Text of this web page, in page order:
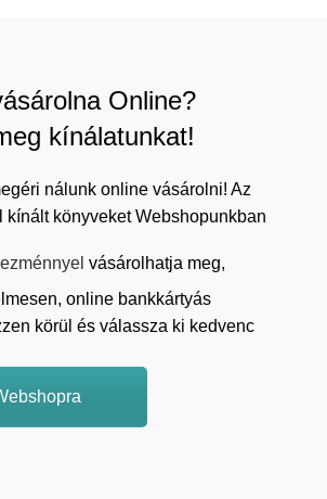
Online?
kínálatunkat!
nálunk online vásárolni! Az
kínált könyveket Webshopunkban
vásárolhatja meg,
online bankkártyás
körül és válassza ki kedvenc